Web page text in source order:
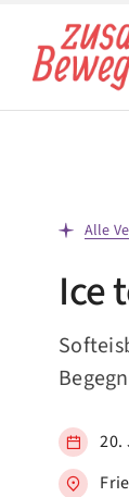
Inhalt
springen
Alle
Ice
20.